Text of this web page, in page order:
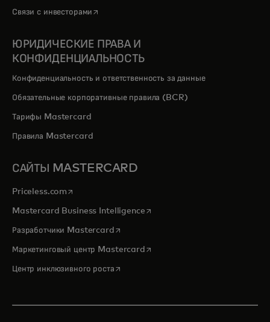
Связи с инвесторами opens in a new tab
ЮРИДИЧЕСКИЕ ПРАВА И
КОНФИДЕНЦИАЛЬНОСТЬ
Конфиденциальность и ответственность за данные
Обязательные корпоративные правила (BCR)
Тарифы Mastercard
Правила Mastercard
САЙТЫ MASTERCARD
Priceless.com opens in a new tab
Mastercard Business Intelligenceopens in a new tab
Разработчики Mastercardopens in a new tab
Маркетинговый центр Mastercardopens in a new tab
Центр инклюзивного ростаopens in a new tab